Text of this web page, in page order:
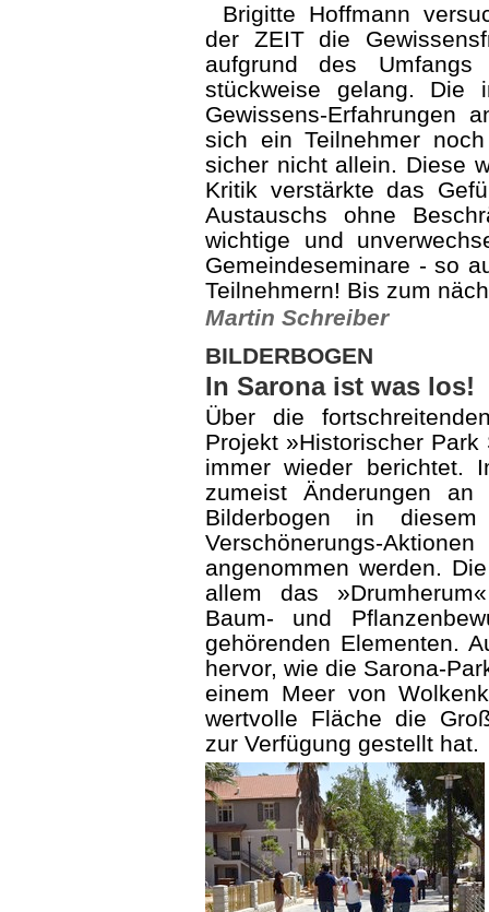
Brigitte Hoffmann
der ZEIT die
aufgrund des
stückweise gelang. Die
Gewissens-Erfahrungen
sich ein Teilnehmer
sicher nicht allein. Diese
Kritik verstärkte das
Austauschs ohne
wichtige und
Gemeindeseminare - so
Teilnehmern! Bis zum
Martin Schreiber
BILDERBOGEN
In Sarona ist was los!
Über die
Projekt »Historischer
immer wieder berichtet.
zumeist Änderungen an
Bilderbogen in
Verschönerungs-
angenommen werden.
allem das
Baum- und
gehörenden Elementen.
hervor, wie die Sarona-
einem Meer von
wertvolle Fläche die
zur Verfügung gestellt hat.